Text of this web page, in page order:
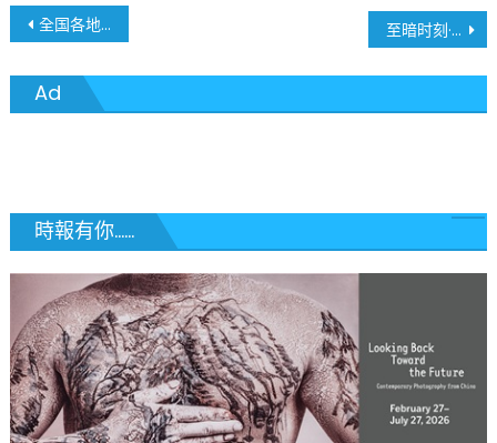
文
章
導
全国各地最低工资大比较：密苏里州迎头赶上，2026年迎来15美元新标 至暗时刻·寒蝉效应：ICE突击圣路易斯中餐馆拘捕员工结果震惊移民圈
Ad
時報有你......